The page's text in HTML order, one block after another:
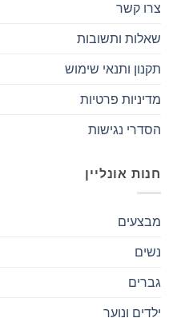
צרו קשר
שאלות ותשובות
תקנון ותנאי שימוש
מדיניות פרטיות
הסדרי נגישות
חנות אונליין
מבצעים
נשים
גברים
ילדים ונוער